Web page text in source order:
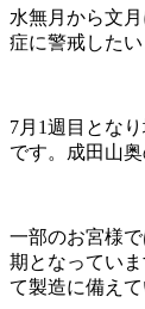
水無月から文
症に警戒した
7月1週目とな
です。成田山
一部のお宮様
期となってい
て製造に備えて